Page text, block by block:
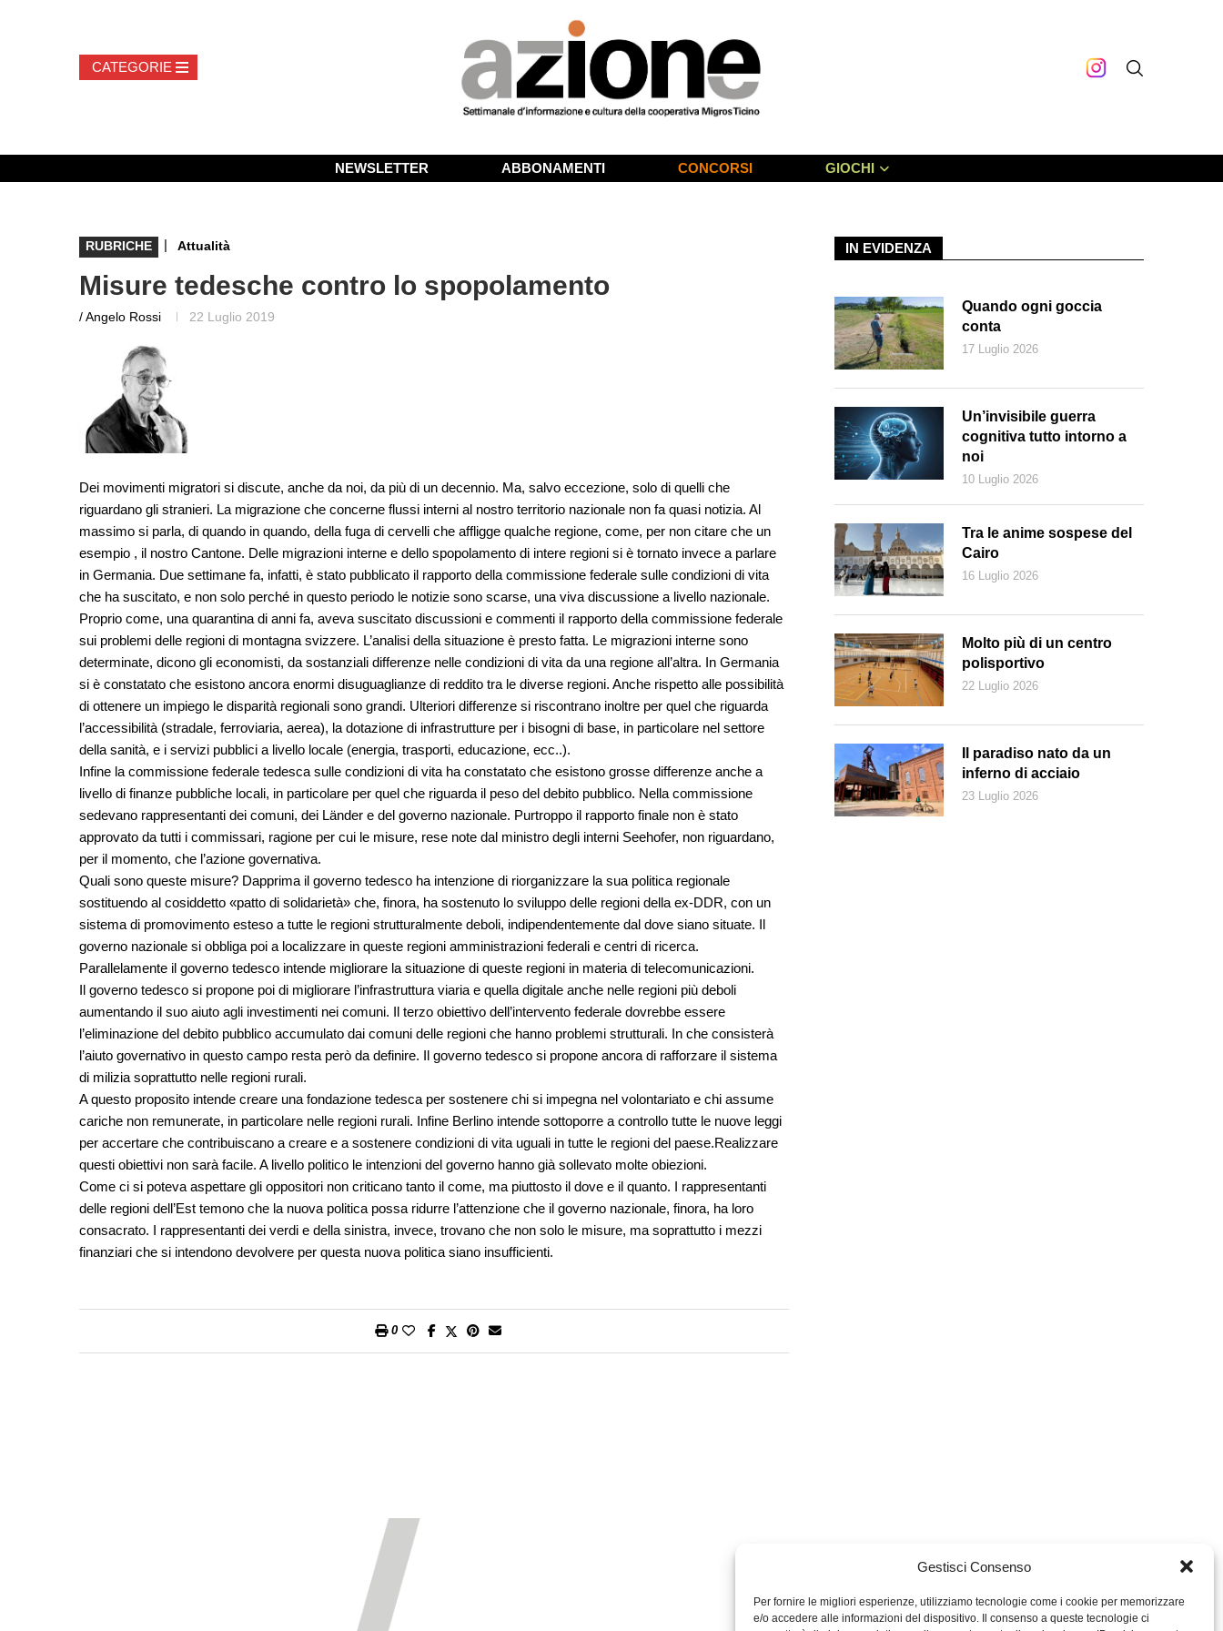
Gestisci Consenso
Per fornire le migliori esperienze, utilizziamo tecnologie come i cookie per memorizzare
e/o accedere alle informazioni del dispositivo. Il consenso a queste tecnologie ci
NEWSLETTER ABBONAMENTI CONCORSI GIOCHI
RUBRICHE | Attualità
Misure tedesche contro lo spopolamento
/ Angelo Rossi 22 Luglio 2019
Dei movimenti migratori si discute, anche da noi, da più di un decennio. Ma, salvo eccezione, solo di quelli che
riguardano gli stranieri. La migrazione che concerne flussi interni al nostro territorio nazionale non fa quasi notizia. Al
massimo si parla, di quando in quando, della fuga di cervelli che affligge qualche regione, come, per non citare che un
esempio , il nostro Cantone. Delle migrazioni interne e dello spopolamento di intere regioni si è tornato invece a parlare
in Germania. Due settimane fa, infatti, è stato pubblicato il rapporto della commissione federale sulle condizioni di vita
che ha suscitato, e non solo perché in questo periodo le notizie sono scarse, una viva discussione a livello nazionale.
Proprio come, una quarantina di anni fa, aveva suscitato discussioni e commenti il rapporto della commissione federale
sui problemi delle regioni di montagna svizzere. L’analisi della situazione è presto fatta. Le migrazioni interne sono
determinate, dicono gli economisti, da sostanziali differenze nelle condizioni di vita da una regione all’altra. In Germania
si è constatato che esistono ancora enormi disuguaglianze di reddito tra le diverse regioni. Anche rispetto alle possibilità
di ottenere un impiego le disparità regionali sono grandi. Ulteriori differenze si riscontrano inoltre per quel che riguarda
l’accessibilità (stradale, ferroviaria, aerea), la dotazione di infrastrutture per i bisogni di base, in particolare nel settore
della sanità, e i servizi pubblici a livello locale (energia, trasporti, educazione, ecc..).
Infine la commissione federale tedesca sulle condizioni di vita ha constatato che esistono grosse differenze anche a
livello di finanze pubbliche locali, in particolare per quel che riguarda il peso del debito pubblico. Nella commissione
sedevano rappresentanti dei comuni, dei Länder e del governo nazionale. Purtroppo il rapporto finale non è stato
approvato da tutti i commissari, ragione per cui le misure, rese note dal ministro degli interni Seehofer, non riguardano,
per il momento, che l’azione governativa.
Quali sono queste misure? Dapprima il governo tedesco ha intenzione di riorganizzare la sua politica regionale
sostituendo al cosiddetto «patto di solidarietà» che, finora, ha sostenuto lo sviluppo delle regioni della ex-DDR, con un
sistema di promovimento esteso a tutte le regioni strutturalmente deboli, indipendentemente dal dove siano situate. Il
governo nazionale si obbliga poi a localizzare in queste regioni amministrazioni federali e centri di ricerca.
Parallelamente il governo tedesco intende migliorare la situazione di queste regioni in materia di telecomunicazioni.
Il governo tedesco si propone poi di migliorare l’infrastruttura viaria e quella digitale anche nelle regioni più deboli
aumentando il suo aiuto agli investimenti nei comuni. Il terzo obiettivo dell’intervento federale dovrebbe essere
l’eliminazione del debito pubblico accumulato dai comuni delle regioni che hanno problemi strutturali. In che consisterà
l’aiuto governativo in questo campo resta però da definire. Il governo tedesco si propone ancora di rafforzare il sistema
di milizia soprattutto nelle regioni rurali.
A questo proposito intende creare una fondazione tedesca per sostenere chi si impegna nel volontariato e chi assume
cariche non remunerate, in particolare nelle regioni rurali. Infine Berlino intende sottoporre a controllo tutte le nuove leggi
per accertare che contribuiscano a creare e a sostenere condizioni di vita uguali in tutte le regioni del paese.Realizzare
questi obiettivi non sarà facile. A livello politico le intenzioni del governo hanno già sollevato molte obiezioni.
Come ci si poteva aspettare gli oppositori non criticano tanto il come, ma piuttosto il dove e il quanto. I rappresentanti
delle regioni dell’Est temono che la nuova politica possa ridurre l’attenzione che il governo nazionale, finora, ha loro
consacrato. I rappresentanti dei verdi e della sinistra, invece, trovano che non solo le misure, ma soprattutto i mezzi
finanziari che si intendono devolvere per questa nuova politica siano insufficienti.
0
IN EVIDENZA
Quando ogni goccia
conta
17 Luglio 2026
Un’invisibile guerra
cognitiva tutto intorno a
noi
10 Luglio 2026
Tra le anime sospese del
Cairo
16 Luglio 2026
Molto più di un centro
polisportivo
22 Luglio 2026
Il paradiso nato da un
inferno di acciaio
23 Luglio 2026